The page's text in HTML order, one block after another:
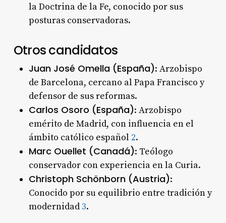
la Doctrina de la Fe, conocido por sus
posturas conservadoras.
Otros candidatos
Juan José Omella (España): Arzobispo
de Barcelona, cercano al Papa Francisco y
defensor de sus reformas.
Carlos Osoro (España): Arzobispo
emérito de Madrid, con influencia en el
ámbito católico español 2.
Marc Ouellet (Canadá): Teólogo
conservador con experiencia en la Curia.
Christoph Schönborn (Austria):
Conocido por su equilibrio entre tradición y
modernidad3.